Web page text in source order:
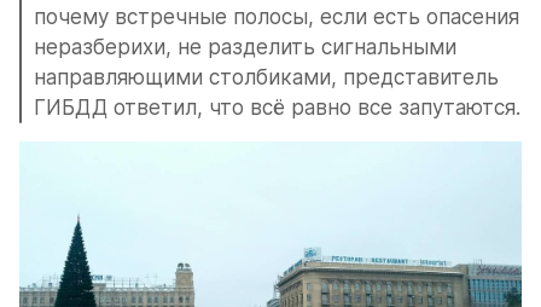
почему встречные полосы, если есть опасения
неразберихи, не разделить сигнальными
направляющими столбиками, представитель
ГИБДД ответил, что всё равно все запутаются.